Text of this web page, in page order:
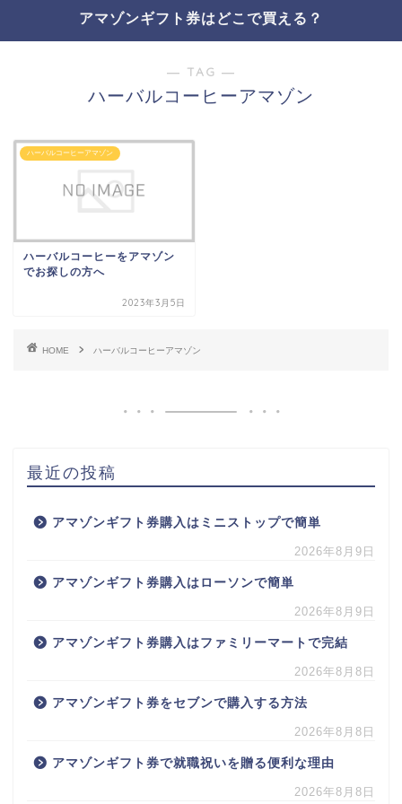
アマゾンギフト券はどこで買える？
― TAG ―
ハーバルコーヒーアマゾン
ハーバルコーヒーアマゾン
ハーバルコーヒーをアマゾン
でお探しの方へ
2023年3月5日
HOME ハーバルコーヒーアマゾン
最近の投稿
アマゾンギフト券購入はミニストップで簡単
2026年8月9日
アマゾンギフト券購入はローソンで簡単
2026年8月9日
アマゾンギフト券購入はファミリーマートで完結
2026年8月8日
アマゾンギフト券をセブンで購入する方法
2026年8月8日
アマゾンギフト券で就職祝いを贈る便利な理由
2026年8月8日